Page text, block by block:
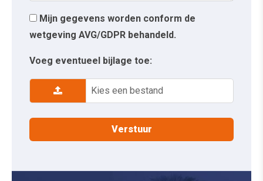
Mijn gegevens worden conform de
wetgeving AVG/GDPR behandeld.
Voeg eventueel bijlage toe:
Kies een bestand